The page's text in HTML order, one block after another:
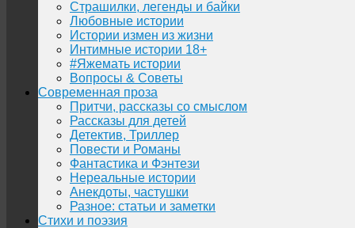
Страшилки, легенды и байки
Любовные истории
Истории измен из жизни
Интимные истории 18+
#Яжемать истории
Вопросы & Советы
Современная проза
Притчи, рассказы со смыслом
Рассказы для детей
Детектив, Триллер
Повести и Романы
Фантастика и Фэнтези
Нереальные истории
Анекдоты, частушки
Разное: статьи и заметки
Стихи и поэзия